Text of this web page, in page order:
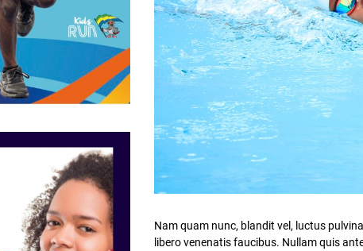
Nam quam nunc, blandit vel, luctus
libero venenatis faucibus. Nullam quis